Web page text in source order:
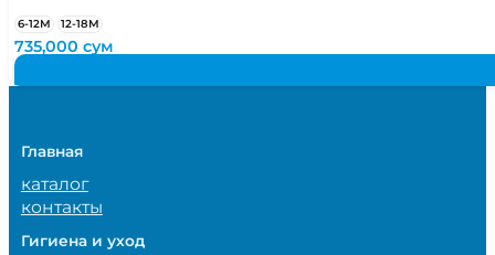
6-12М 12-18М
735,000сум
Главная
каталог
контакты
Гигиена и уход